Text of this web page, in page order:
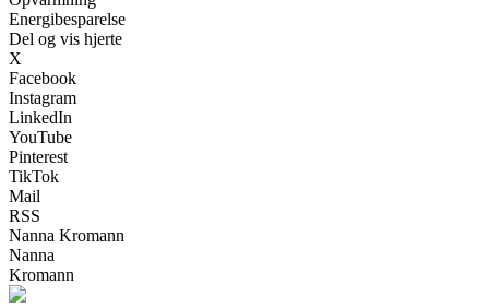
Energibesparelse
Del og vis hjerte
X
Facebook
Instagram
LinkedIn
YouTube
Pinterest
TikTok
Mail
RSS
Nanna Kromann
Nanna
Kromann